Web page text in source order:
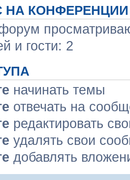
НА КОНФЕРЕНЦИИ
и гости: 2
начинать темы
отвечать на
редактировать
удалять свои
добавлять